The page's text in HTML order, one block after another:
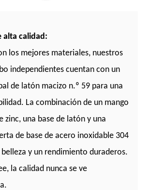
alta calidad:
los mejores materiales, nuestros
independientes cuentan con un
de latón macizo n.º 59 para una
La combinación de un mango
zinc, una base de latón y una
de base de acero inoxidable 304
y un rendimiento duraderos.
la calidad nunca se ve